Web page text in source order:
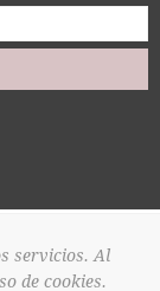
servicios. Al
de cookies.